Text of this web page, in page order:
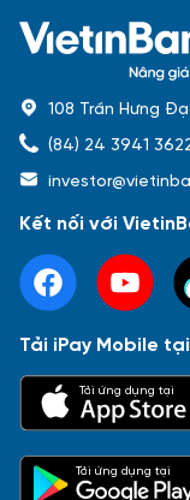
Báo cáo tài
108 Trần Hưng
(84) 24 3941
Kết nối với
Tải iPay Mobile tại
Tải ứng dụng tại
Tải ứng dụng tại